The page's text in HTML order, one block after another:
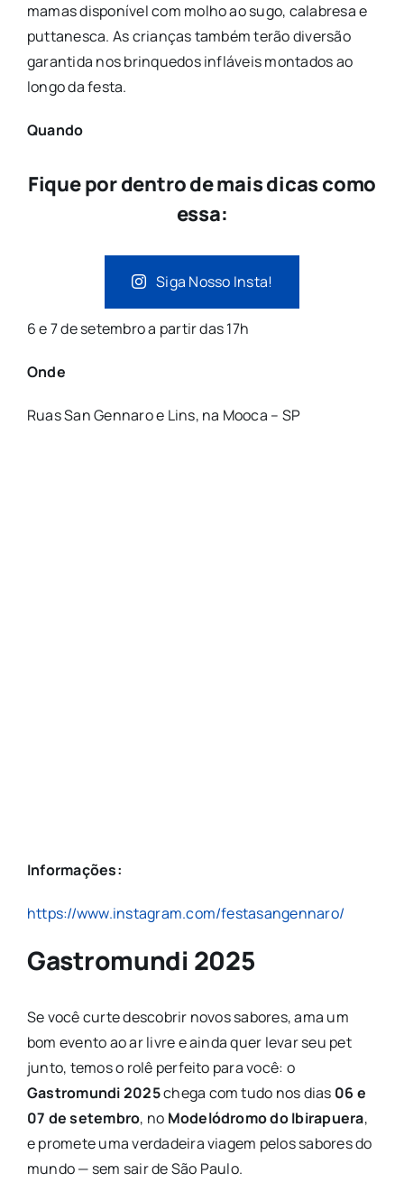
mamas disponível com molho ao sugo, calabresa e
puttanesca. As crianças também terão diversão
garantida nos brinquedos infláveis montados ao
longo da festa.
Quando
Fique por dentro de mais dicas como
essa:
Siga Nosso Insta!
6 e 7 de setembro a partir das 17h
Onde
Ruas San Gennaro e Lins, na Mooca – SP
Informações:
https://www.instagram.com/festasangennaro/
Gastromundi 2025
Se você curte descobrir novos sabores, ama um
bom evento ao ar livre e ainda quer levar seu pet
junto, temos o rolê perfeito para você: o
Gastromundi 2025chega com tudo nos dias 06 e
07 de setembro, no Modelódromo do Ibirapuera,
e promete uma verdadeira viagem pelos sabores do
mundo — sem sair de São Paulo.